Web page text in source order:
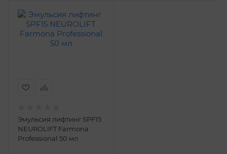
Эмульсия лифтинг SPF15
NEUROLIFT Farmona
Professional 50 мл